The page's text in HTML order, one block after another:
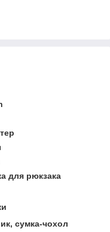
для рюкзака
сумка-чохол